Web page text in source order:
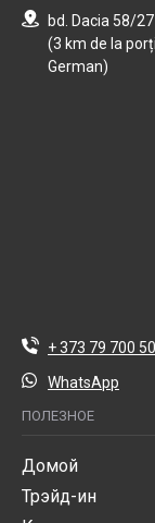
bd. Dacia 58/27
(3 km de la
German)
+ 373 79 700
WhatsApp
ПОЛЕЗНОЕ
Домой
Трэйд-ин